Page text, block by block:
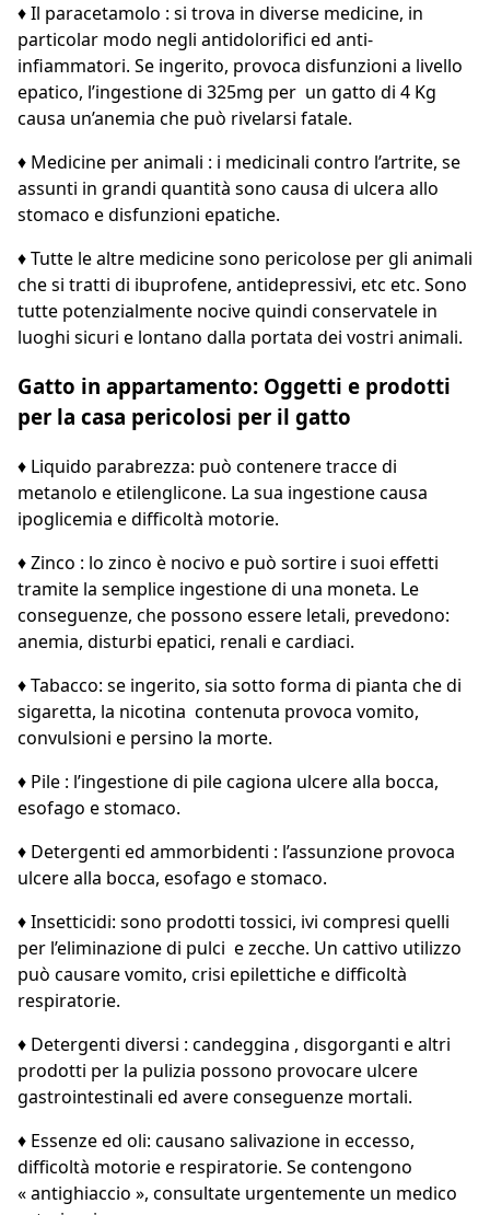
♦ Il paracetamolo : si trova in diverse medicine, in
particolar modo negli antidolorifici ed anti-
infiammatori. Se ingerito, provoca disfunzioni a livello
epatico, l’ingestione di 325mg per un gatto di 4 Kg
causa un’anemia che può rivelarsi fatale.
♦ Medicine per animali : i medicinali contro l’artrite, se
assunti in grandi quantità sono causa di ulcera allo
stomaco e disfunzioni epatiche.
♦ Tutte le altre medicine sono pericolose per gli animali
che si tratti di ibuprofene, antidepressivi, etc etc. Sono
tutte potenzialmente nocive quindi conservatele in
luoghi sicuri e lontano dalla portata dei vostri animali.
Gatto in appartamento: Oggetti e prodotti
per la casa pericolosi per il gatto
♦ Liquido parabrezza: può contenere tracce di
metanolo e etilenglicone. La sua ingestione causa
ipoglicemia e difficoltà motorie.
♦ Zinco : lo zinco è nocivo e può sortire i suoi effetti
tramite la semplice ingestione di una moneta. Le
conseguenze, che possono essere letali, prevedono:
anemia, disturbi epatici, renali e cardiaci.
♦ Tabacco: se ingerito, sia sotto forma di pianta che di
sigaretta, la nicotina contenuta provoca vomito,
convulsioni e persino la morte.
♦ Pile : l’ingestione di pile cagiona ulcere alla bocca,
esofago e stomaco.
♦ Detergenti ed ammorbidenti : l’assunzione provoca
ulcere alla bocca, esofago e stomaco.
♦ Insetticidi: sono prodotti tossici, ivi compresi quelli
per l’eliminazione di pulci e zecche. Un cattivo utilizzo
può causare vomito, crisi epilettiche e difficoltà
respiratorie.
♦ Detergenti diversi : candeggina , disgorganti e altri
prodotti per la pulizia possono provocare ulcere
gastrointestinali ed avere conseguenze mortali.
♦ Essenze ed oli: causano salivazione in eccesso,
difficoltà motorie e respiratorie. Se contengono
« antighiaccio », consultate urgentemente un medico